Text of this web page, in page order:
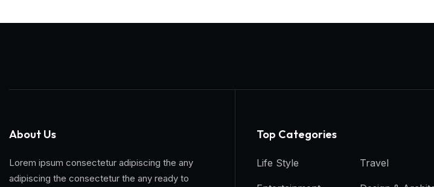
About Us
Lorem ipsum consectetur adipiscing the any
adipiscing the consectetur the any ready to
Top Categories​
Life Style Travel